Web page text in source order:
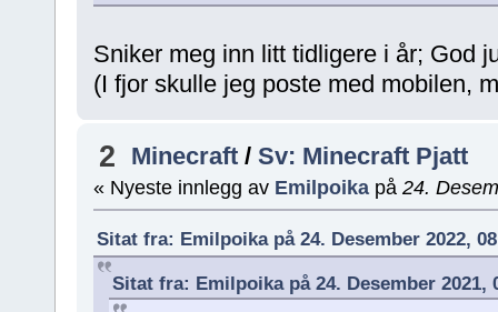
Sniker meg inn litt tidligere i år; God
(I fjor skulle jeg poste med mobilen,
2 Minecraft /Sv: Minecraft Pjatt
« Nyeste innlegg av Emilpoika på24.
Sitat fra: Emilpoika på 24. Desember 2022,
Sitat fra: Emilpoika på 24. Desember 2021,